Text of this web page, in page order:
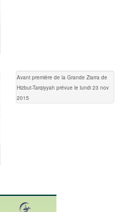
Avant première de la Grande Ziarra de
Hizbut-Tarqiyyah prévue le lundi 23 nov
2015